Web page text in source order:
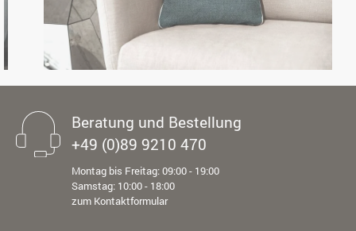
Beratung und Bestellung
+49 (0)89 9210 470
Montag bis Freitag: 09:00 - 19:00
Samstag: 10:00 - 18:00
zum Kontaktformular